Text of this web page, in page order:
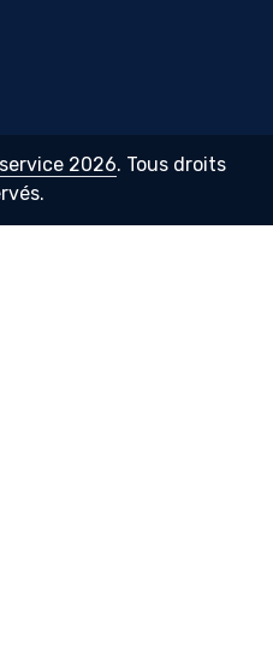
2026. Tous droits